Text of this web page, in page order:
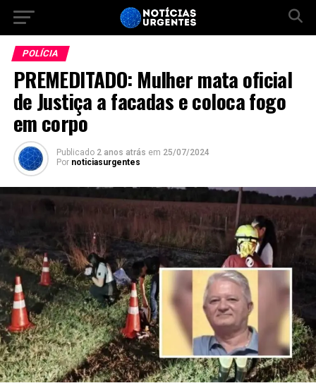
POLÍCIA
PREMEDITADO: Mulher mata oficial
de Justiça a facadas e coloca fogo
em corpo
Publicado 2 anos atrás em 25/07/2024
Por noticiasurgentes